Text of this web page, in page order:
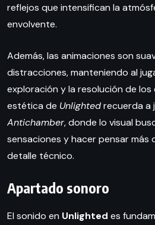
reflejos que intensifican la
envolvente.
Además, las animaciones son
distracciones, manteniendo al
exploración y la resolución de los
estética de Unlightedrecuerda a
Antichamber, donde lo visual
sensaciones y hacer pensar más
detalle técnico.
Apartado sonoro
El sonido en Unlighted es